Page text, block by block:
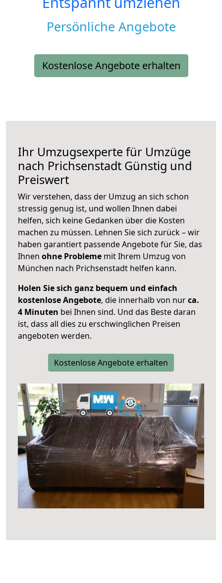
Persönliche Angebote
Kostenlose Angebote erhalten
Ihr Umzugsexperte für Umzüge
nach Prichsenstadt Günstig und
Preiswert
Wir verstehen, dass der Umzug an sich schon
stressig genug ist, und wollen Ihnen dabei
helfen, sich keine Gedanken über die Kosten
machen zu müssen. Lehnen Sie sich zurück – wir
haben garantiert passende Angebote für Sie, das
Ihnen ohne Probleme mit Ihrem Umzug von
München nach Prichsenstadt helfen kann.
Holen Sie sich ganz bequem und einfach
kostenlose Angebote, die innerhalb von nurca.
4 Minuten bei Ihnen sind. Und das Beste daran
ist, dass all dies zu erschwinglichen Preisen
angeboten werden.
Kostenlose Angebote erhalten